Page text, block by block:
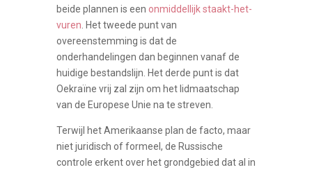
beide plannen is een onmiddellijk staakt-het-
vuren . Het tweede punt van
overeenstemming is dat de
onderhandelingen dan beginnen vanaf de
huidige bestandslijn. Het derde punt is dat
Oekraïne vrij zal zijn om het lidmaatschap
van de Europese Unie na te streven.
Terwijl het Amerikaanse plan de facto, maar
niet juridisch of formeel, de Russische
controle erkent over het grondgebied dat al in